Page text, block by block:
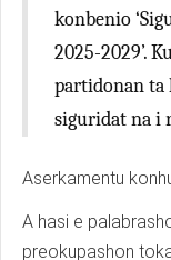
konbenio
2025-2029’.
partidonan ta
siguridat na i
Aserkamentu
A hasi e
preokupashon